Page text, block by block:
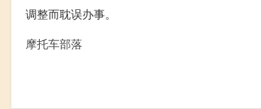
调整而耽误办事。
摩托车部落